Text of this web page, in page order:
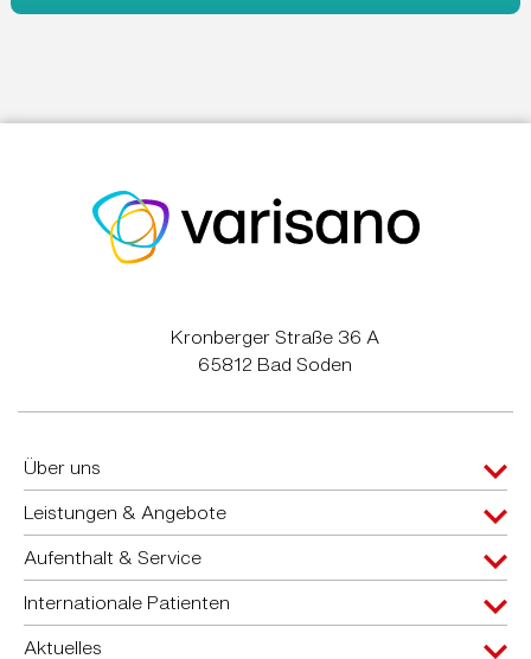
Kronberger Straße 36 A
65812 Bad Soden
Über uns
Leistungen & Angebote
Aufenthalt & Service
Internationale Patienten
Aktuelles